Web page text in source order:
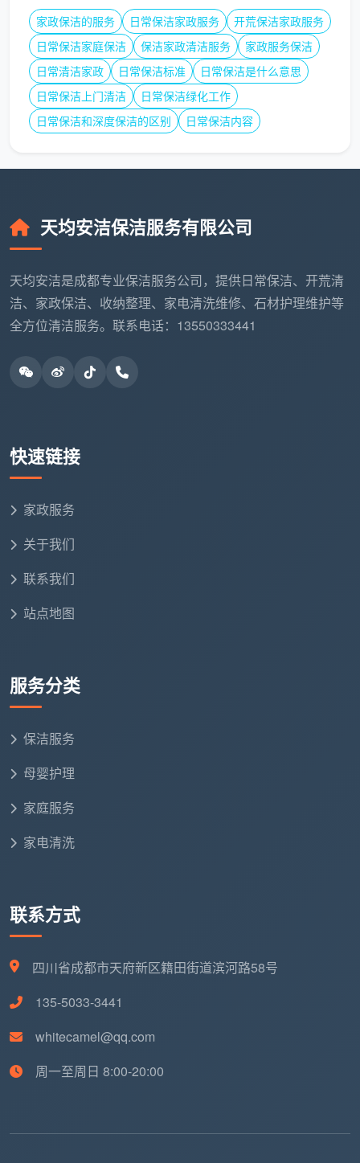
安全注意事项提醒
小家电整理清洁：音响、路由器等
表面灰尘清除
线路简单整理
摆放位置调整
装饰物品整理
装饰品清洁：摆件、画框、照片等
表面灰尘擦拭
安全检查提醒
窗帘简单维护
务：
床头柜全面擦拭
台面物品整理
抽屉外部清洁
灯具开关清洁
家政保洁的服务 日常保洁家政服务
开荒保洁家政服务
日常保洁家庭保洁
保洁家政清洁服务
家政服务保洁
日常清洁家政
日常保洁标准
日常保洁是什么意思
日常保洁上门清洁
日常保洁绿化工作
日常保洁和深度保洁的区别
日常保洁内容
天均安洁保洁服务有限公司
天均安洁是成都专业保洁服务公司，提供日常保洁、开荒清
洁、家政保洁、收纳整理、家电清洗维修、石材护理维护等
全方位清洁服务。联系电话：13550333441
快速链接
家政服务
关于我们
联系我们
站点地图
服务分类
保洁服务
母婴护理
家庭服务
家电清洗
联系方式
四川省成都市天府新区籍田街道滨河路58号
135-5033-3441
whitecamel@qq.com
周一至周日 8:00-20:00